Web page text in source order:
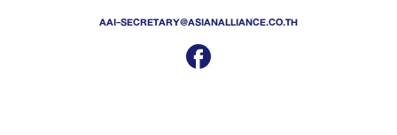
AAI-SECRETARY@ASIANALLIANCE.CO.TH